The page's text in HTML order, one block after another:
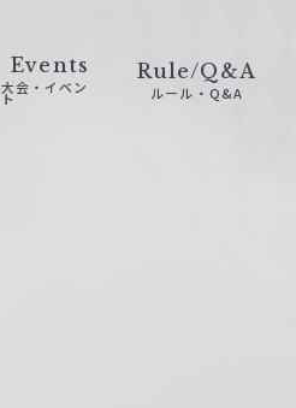
Events
大会・イベン
ト
Rule/Q&A
ルール・Q&A